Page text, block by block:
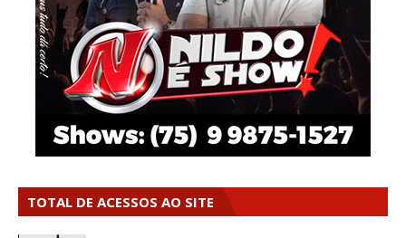
TOTAL DE ACESSOS AO SITE